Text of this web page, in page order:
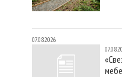
07.08.2026